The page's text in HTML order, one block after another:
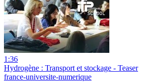
1:36
Hydrogène : Transport et stockage - Teaser
france-universite-numerique